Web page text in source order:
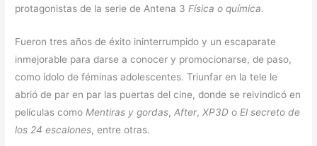
protagonistas de la serie de Antena 3Física o química.
Fueron tres años de éxito ininterrumpido y un escaparate
inmejorable para darse a conocer y promocionarse, de paso,
como ídolo de féminas adolescentes. Triunfar en la tele le
abrió de par en par las puertas del cine, donde se reivindicó en
películas comoMentiras y gordas,After,XP3D oEl secreto de
los 24 escalones, entre otras.